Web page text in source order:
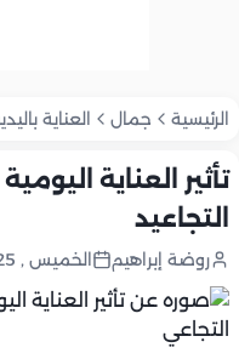
الرئيسية جمال العناية
تأثير العناية
التجاعيد
روضة إبراهيم الخميس , 25 سبتمبر 2025 ,12:25 م